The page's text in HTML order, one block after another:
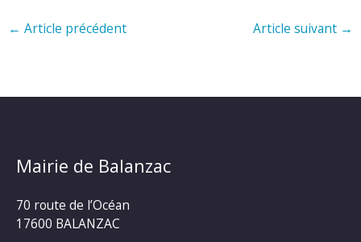
← Article précédent Article suivant →
Mairie de Balanzac
70 route de l’Océan
17600 BALANZAC